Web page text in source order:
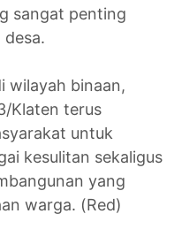
sangat penting
desa.
wilayah binaan,
Klaten terus
untuk
kesulitan sekaligus
yang
warga. (Red)